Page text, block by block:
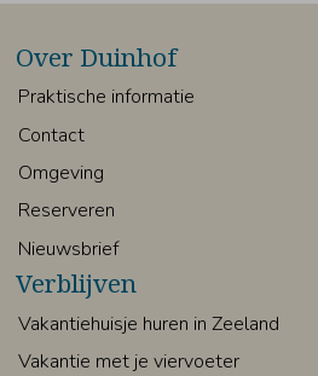
Over Duinhof
Praktische informatie
Contact
Omgeving
Reserveren
Nieuwsbrief
Verblijven
Vakantiehuisje huren in Zeeland
Vakantie met je viervoeter